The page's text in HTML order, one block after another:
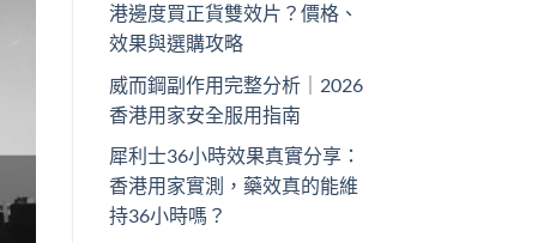
港邊度買正貨雙效片？價格、
效果與選購攻略
威而鋼副作用完整分析｜2026
香港用家安全服用指南
犀利士36小時效果真實分享：
香港用家實測，藥效真的能維
持36小時嗎？